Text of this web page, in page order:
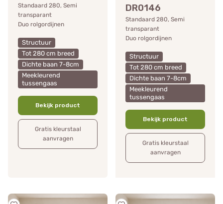
Standaard 280, Semi
transparant
Duo rolgordijnen
Structuur
Tot 280 cm breed
Dichte baan 7-8cm
Meekleurend
tussengaas
Bekijk product
Gratis kleurstaal
aanvragen
DR0146
Standaard 280, Semi
transparant
Duo rolgordijnen
Structuur
Tot 280 cm breed
Dichte baan 7-8cm
Meekleurend
tussengaas
Bekijk product
Gratis kleurstaal
aanvragen